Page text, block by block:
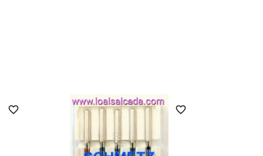
favorite_border favorite_border